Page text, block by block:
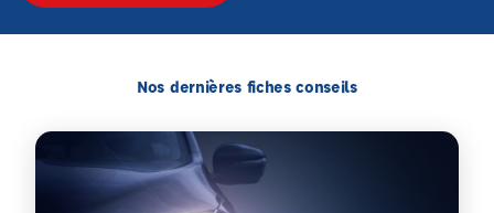
Nos dernières fiches conseils